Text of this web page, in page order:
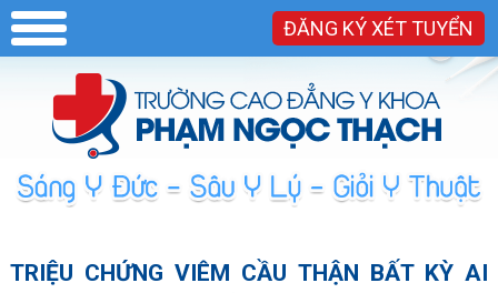
ĐĂNG KÝ XÉT TUYỂN
TRIỆU CHỨNG VIÊM CẦU THẬN BẤT KỲ AI